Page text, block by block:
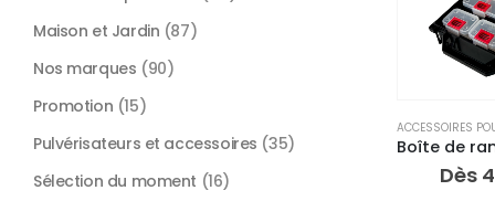
Dès
Maison et Jardin (87)
Nos marques (90)
Promotion (15)
Pulvérisateurs et accessoires (35)
Sélection du moment (16)